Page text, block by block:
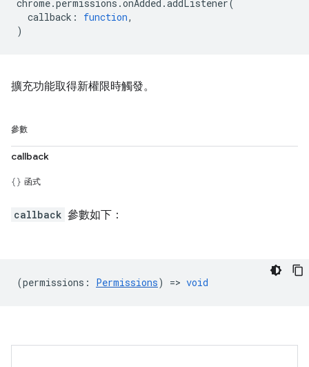
chrome.permissions .onAdded .addListener(
callback : function,
)
擴充功能取得新權限時觸發。
參數
callback
函式
callback 參數如下：
(permissions : Permissions) => void